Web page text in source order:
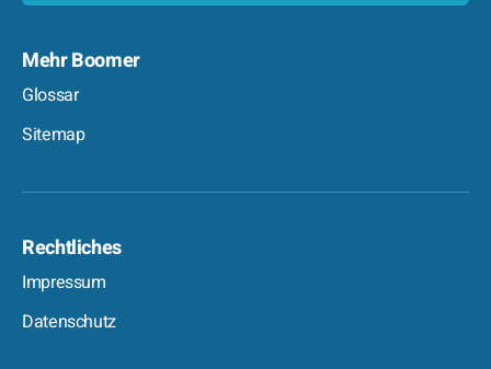
Mehr Boomer
Glossar
Sitemap
Rechtliches
Impressum
Datenschutz